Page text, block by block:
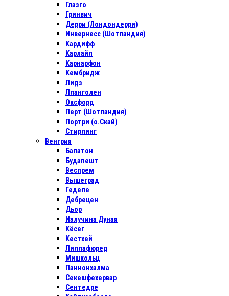
Глазго
Гринвич
Дерри (Лондондерри)
Инвернесс (Шотландия)
Кардифф
Карлайл
Карнарфон
Кембридж
Лидз
Лланголен
Оксфорд
Перт (Шотландия)
Портри (о.Скай)
Стирлинг
Венгрия
Балатон
Будапешт
Веспрем
Вышеград
Геделе
Дебрецен
Дьор
Излучина Дуная
Кёсег
Кестхей
Лиллафюред
Мишкольц
Паннонхалма
Секешфехервар
Сентедре